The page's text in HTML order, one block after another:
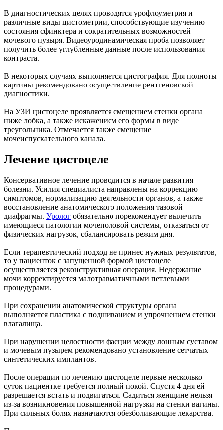
В диагностических целях проводятся урофлоуметрия и
различные виды цистометрии, способствующие изучению
состояния сфинктера и сократительных возможностей
мочевого пузыря. Видеоуродинамическая проба позволяет
получить более углубленные данные после использования
контраста.
В некоторых случаях выполняется цистография. Для полноты
картины рекомендовано осуществление рентгеновской
диагностики.
На УЗИ цистоцеле проявляется смещением стенки органа
ниже лобка, а также искажением его формы в виде
треугольника. Отмечается также смещение
мочеиспускательного канала.
Лечение цистоцеле
Консервативное лечение проводится в начале развития
болезни. Усилия специалиста направлены на коррекцию
симптомов, нормализацию деятельности органов, а также
восстановление анатомического положения тазовой
диафрагмы. Уролог обязательно порекомендует вылечить
имеющиеся патологии мочеполовой системы, отказаться от
физических нагрузок, сбалансировать режим дня.
Если терапевтический подход не принес нужных результатов,
то у пациенток с запущенной формой цистоцеле
осуществляется реконструктивная операция. Недержание
мочи корректируется малотравматичными петлевыми
процедурами.
При сохранении анатомической структуры органа
выполняется пластика с подшиванием и упрочнением стенки
влагалища.
При нарушении целостности фасции между лонным суставом
и мочевым пузырем рекомендовано установление сетчатых
синтетических имплантов.
После операции по лечению цистоцеле первые несколько
суток пациентке требуется полный покой. Спустя 4 дня ей
разрешается встать и подвигаться. Садиться женщине нельзя
из-за возникновения повышенной нагрузки на стенки вагины.
При сильных болях назначаются обезболивающие лекарства.